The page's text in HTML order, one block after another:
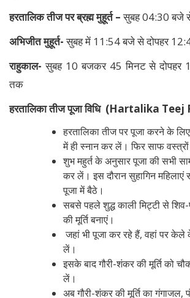
हरतालिक तीज पर ब्रह्म मुहूर्त –सुबह 04:30 बजे
अभिजीत मुहूर्त-सुबह में 11:54 बजे से दोपहर
राहुकाल- सुबह 10 बजकर 45 मिनट से दोपहर
तक
हरतालिका तीज पूजा विधि (Hartalika
हरतालिका तीज पर पूजा करने के
में ही स्नान कर लें। फिर साफ
शुभ महुर्त के अनुसार पूजा की सभी
कर लें। इस दौरान सुहागिन
पूजा में बैठे।
सबसे पहले शुद्ध काली मिट्टी से शिव-
की मूर्ति बनाएं।
जहां भी पूजा कर रहे हैं, वहां पर केले
लें।
इसके बाद गौरी-शंकर की मूर्ति को
लें।
अब गौरी-शंकर की मूर्ति का